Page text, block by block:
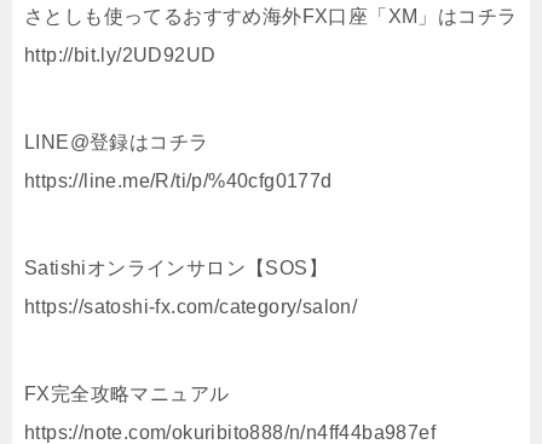
さとしも使ってるおすすめ海外FX口座「XM」はコチラ
http://bit.ly/2UD92UD
LINE@登録はコチラ
https://line.me/R/ti/p/%40cfg0177d
Satishiオンラインサロン【SOS】
https://satoshi-fx.com/category/salon/
FX完全攻略マニュアル
https://note.com/okuribito888/n/n4ff44ba987ef